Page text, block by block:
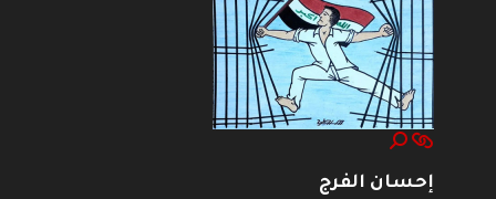
إحسان الفرج